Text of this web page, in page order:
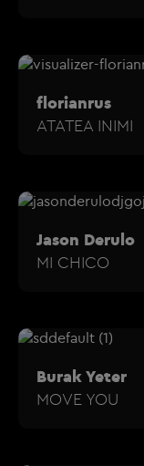
florianrus
ATATEA INIMI
Jason Derulo
MI CHICO
Burak Yeter
MOVE YOU